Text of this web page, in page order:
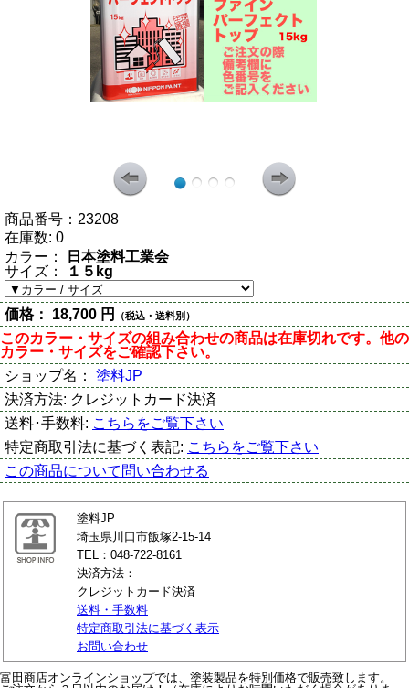
商品番号： 23208
在庫数: 0
カラー：
日本塗料工業会
サイズ：
１５kg
価格： 18,700 円 （税込・送料別）
このカラー・サイズの組み合わせの商品は在庫切れです。他の
カラー・サイズをご確認下さい。
ショップ名： 塗料JP
決済方法: クレジットカード決済
送料･手数料: こちらをご覧下さい
特定商取引法に基づく表記: こちらをご覧下さい
この商品について問い合わせる
塗料JP
埼玉県川口市飯塚2-15-14
TEL：048-722-8161
決済方法：
クレジットカード決済
送料・手数料
特定商取引法に基づく表示
お問い合わせ
富田商店オンラインショップでは、塗装製品を特別価格で販売致します。